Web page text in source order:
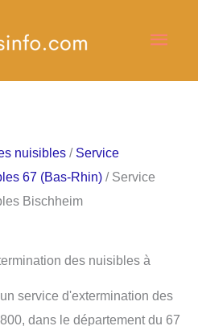
nuisibles / Service
67 (Bas-Rhin) / Service
Bischheim
des nuisibles à
service d'extermination des
dans le département du 67